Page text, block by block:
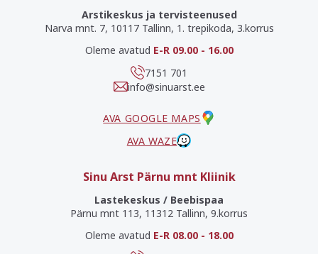
Arstikeskus ja tervisteenused
Narva mnt. 7, 10117 Tallinn, 1. trepikoda, 3.korrus
Oleme avatud E-R 09.00 - 16.00
7151 701
info@sinuarst.ee
AVA GOOGLE MAPS
AVA WAZE
Sinu Arst Pärnu mnt Kliinik
Lastekeskus / Beebispaa
Pärnu mnt 113, 11312 Tallinn, 9.korrus
Oleme avatud E-R 08.00 - 18.00